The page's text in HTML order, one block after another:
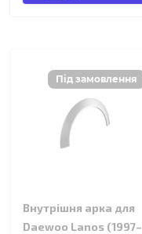
Внутрішня арка для
Daewoo Lanos (1997–